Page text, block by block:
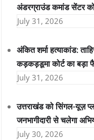
अंडरग्राउंड कमांड सेंटर
July 31, 2026
अंकित शर्मा हत्याकांड:
कड़कड़डूमा कोर्ट का बड़ा
July 31, 2026
उत्तराखंड को सिंगल-यूज़
जनभागीदारी से चलेगा
July 30, 2026